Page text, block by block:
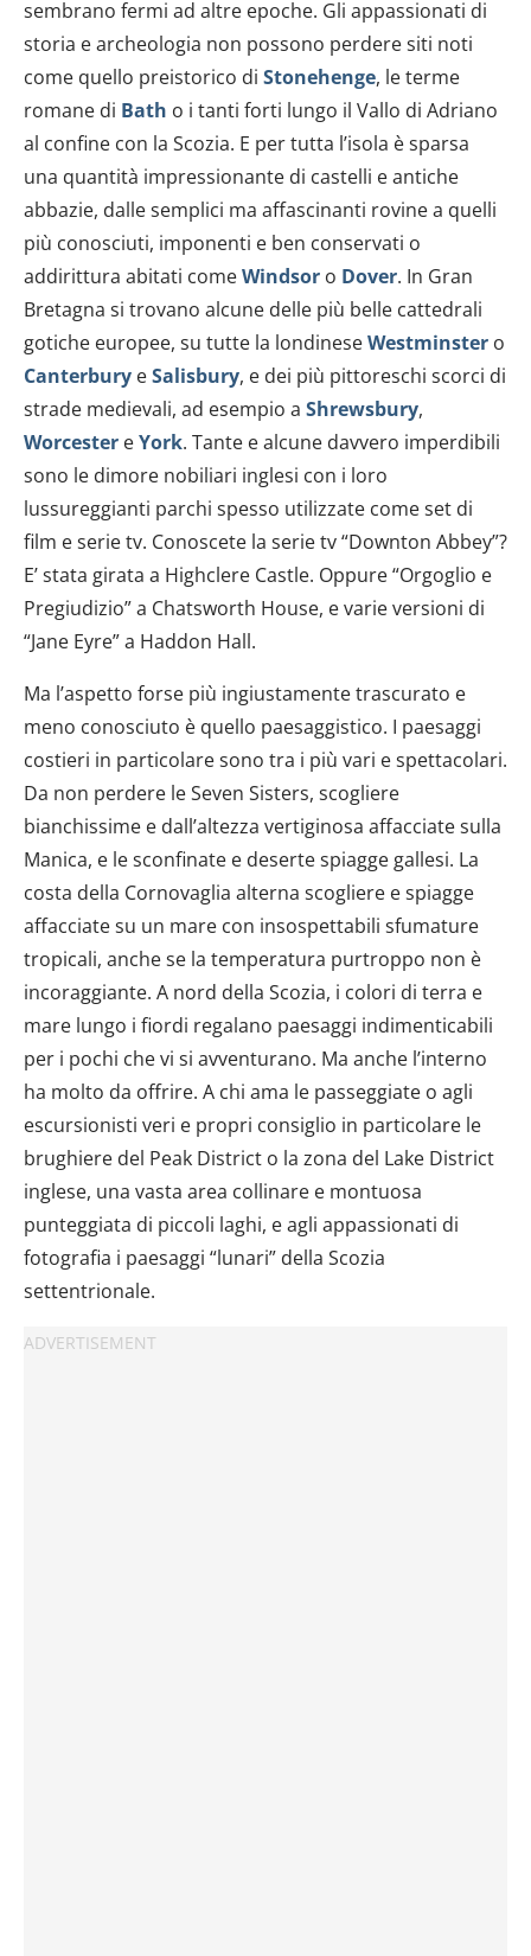
sembrano fermi ad altre epoche. Gli appassionati di
storia e archeologia non possono perdere siti noti
come quello preistorico di Stonehenge, le terme
romane di Bath o i tanti forti lungo il Vallo di Adriano
al confine con la Scozia. E per tutta l’isola è sparsa
una quantità impressionante di castelli e antiche
abbazie, dalle semplici ma affascinanti rovine a quelli
più conosciuti, imponenti e ben conservati o
addirittura abitati comeWindsor o Dover. In Gran
Bretagna si trovano alcune delle più belle cattedrali
gotiche europee, su tutte la londineseWestminster o
Canterbury eSalisbury, e dei più pittoreschi scorci di
strade medievali, ad esempio a Shrewsbury,
Worcester eYork. Tante e alcune davvero imperdibili
sono le dimore nobiliari inglesi con i loro
lussureggianti parchi spesso utilizzate come set di
film e serie tv. Conoscete la serie tv “Downton Abbey”?
E’ stata girata a Highclere Castle. Oppure “Orgoglio e
Pregiudizio” a Chatsworth House, e varie versioni di
“Jane Eyre” a Haddon Hall.
Ma l’aspetto forse più ingiustamente trascurato e
meno conosciuto è quello paesaggistico. I paesaggi
costieri in particolare sono tra i più vari e spettacolari.
Da non perdere le Seven Sisters, scogliere
bianchissime e dall’altezza vertiginosa affacciate sulla
Manica, e le sconfinate e deserte spiagge gallesi. La
costa della Cornovaglia alterna scogliere e spiagge
affacciate su un mare con insospettabili sfumature
tropicali, anche se la temperatura purtroppo non è
incoraggiante. A nord della Scozia, i colori di terra e
mare lungo i fiordi regalano paesaggi indimenticabili
per i pochi che vi si avventurano. Ma anche l’interno
ha molto da offrire. A chi ama le passeggiate o agli
escursionisti veri e propri consiglio in particolare le
brughiere del Peak District o la zona del Lake District
inglese, una vasta area collinare e montuosa
punteggiata di piccoli laghi, e agli appassionati di
fotografia i paesaggi “lunari” della Scozia
settentrionale.